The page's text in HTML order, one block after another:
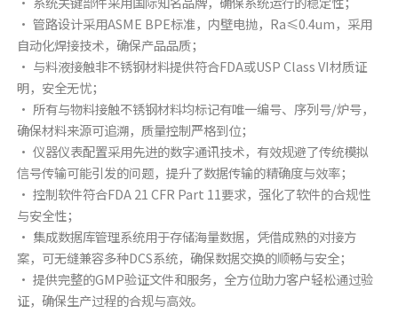
• 管路设计采用ASME BPE标准，内壁电抛，Ra≤0.4um，采用
自动化焊接技术，确保产品品质；
• 与料液接触非不锈钢材料提供符合FDA或USP Class VI材质证
明，安全无忧；
• 所有与物料接触不锈钢材料均标记有唯一编号、序列号/炉号，
确保材料来源可追溯，质量控制严格到位；
• 仪器仪表配置采用先进的数字通讯技术，有效规避了传统模拟
信号传输可能引发的问题，提升了数据传输的精确度与效率；
• 控制软件符合FDA 21 CFR Part 11要求，强化了软件的合规性
与安全性；
• 集成数据库管理系统用于存储海量数据，凭借成熟的对接方
案，可无缝兼容多种DCS系统，确保数据交换的顺畅与安全；
• 提供完整的GMP验证文件和服务，全方位助力客户轻松通过验
证，确保生产过程的合规与高效。